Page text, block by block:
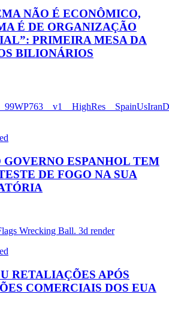
NÃO É ECONÔMICO,
É DE ORGANIZAÇÃO
PRIMEIRA MESA DA
BILIONÁRIOS
ESPANHOL TEM
DE FOGO NA SUA
RETALIAÇÕES APÓS
COMERCIAIS DOS EUA